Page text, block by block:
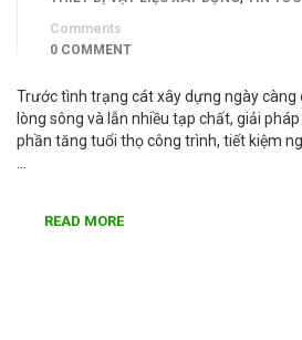
Comments
0 COMMENT
Trước tình trạng cát xây dựng ngày càng
lòng sông và lẫn nhiều tạp chất, giải
phần tăng tuổi thọ công trình, tiết kiệm
READ MORE